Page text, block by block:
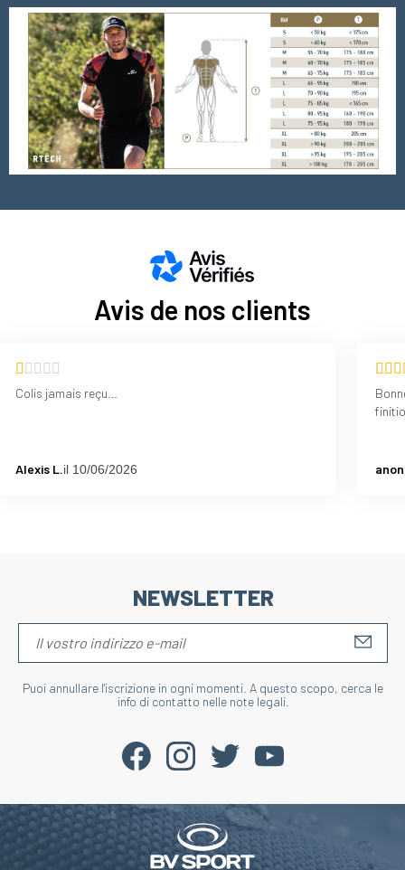
Avis de nos clients
Colis jamais reçu…
Alexis L.il 10/06/2026
NEWSLETTER
Puoi annullare l'iscrizione in ogni momenti. A questo scopo, cerca le
info di contatto nelle note legali.